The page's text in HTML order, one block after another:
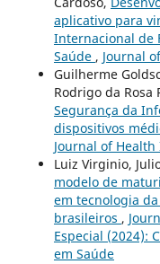
aplicativo para
Internacional de
Saúde , Journal
Guilherme
Rodrigo da Rosa
Segurança da
dispositivos
Journal of
Luiz Virginio,
modelo de
em tecnologia
brasileiros ,
Especial (2024):
em Saúde